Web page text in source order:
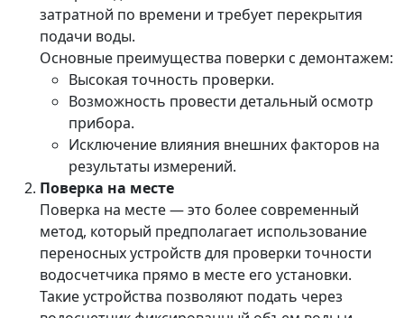
затратной по времени и требует перекрытия
подачи воды.
Основные преимущества поверки с демонтажем:
Высокая точность проверки.
Возможность провести детальный осмотр
прибора.
Исключение влияния внешних факторов на
результаты измерений.
Поверка на месте
Поверка на месте — это более современный
метод, который предполагает использование
переносных устройств для проверки точности
водосчетчика прямо в месте его установки.
Такие устройства позволяют подать через